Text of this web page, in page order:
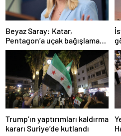
Beyaz Saray: Katar,
Pentagon’a uçak bağışlamayı
teklif etti
Trump’ın yaptırımları kaldırma
kararı Suriye’de kutlandı